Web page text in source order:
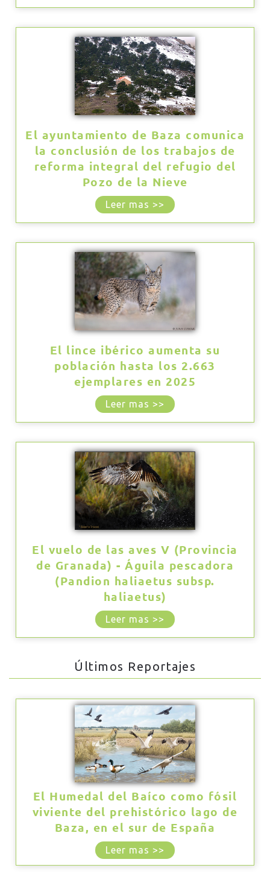
El ayuntamiento de Baza comunica
la conclusión de los trabajos de
reforma integral del refugio del
Pozo de la Nieve
Leer mas >>
El lince ibérico aumenta su
población hasta los 2.663
ejemplares en 2025
Leer mas >>
El vuelo de las aves V (Provincia
de Granada) - Águila pescadora
(Pandion haliaetus subsp.
haliaetus)
Leer mas >>
Últimos Reportajes
El Humedal del Baíco como fósil
viviente del prehistórico lago de
Baza, en el sur de España
Leer mas >>